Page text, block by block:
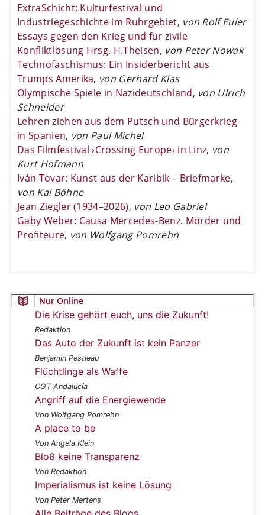
ExtraSchicht: Kulturfestival und
Industriegeschichte im Ruhrgebiet, von Rolf Euler
Essays gegen den Krieg und für zivile
Konfliktlösung Hrsg. H.Theisen, von Peter Nowak
Technofaschismus: Ein Insiderbericht aus
Trumps Amerika, von Gerhard Klas
Olympische Spiele in Nazideutschland, von Ulrich
Schneider
Lehren ziehen aus dem Putsch und Bürgerkrieg
in Spanien, von Paul Michel
Das Filmfestival ›Crossing Europe‹ in Linz, von
Kurt Hofmann
Iván Tovar: Kunst aus der Karibik – Briefmarke,
von Kai Böhne
Jean Ziegler (1934–2026), von Leo Gabriel
Gaby Weber: Causa Mercedes-Benz. Mörder und
Profiteure, von Wolfgang Pomrehn
Nur Online
Die Krise gehört euch, uns die Zukunft!
Redaktion
Das Auto der Zukunft ist kein Panzer
Benjamin Pestieau
Flüchtlinge als Waffe
CGT Andalucía
Angriff auf die Energiewende
Von Wolfgang Pomrehn
A place to be
Von Angela Klein
Bloß keine Transparenz
Von Redaktion
Imperialismus ist keine Lösung
Von Peter Mertens